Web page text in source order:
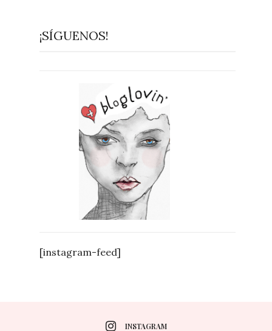
¡SÍGUENOS!
[instagram-feed]
INSTAGRAM